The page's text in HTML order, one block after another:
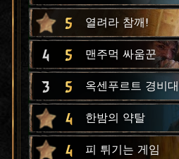
5 열려라 참깨!
4 5 맨주먹 싸움꾼
3 5 옥센푸르트 경비대
4 한밤의 약탈
4 피 튀기는 게임